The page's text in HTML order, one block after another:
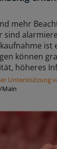
mehr
sind
ist
können
höheres
Unterstützung
Main